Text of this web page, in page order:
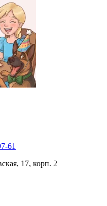
61
17, корп. 2